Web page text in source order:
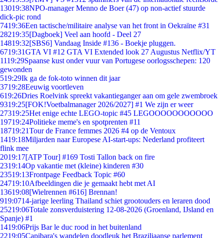
13019:38NPO-manager Menno de Boer (47) op non-actief stuurde
dick-pic rond
7419:36Een tactische/militaire analyse van het front in Oekraïne #31
28219:35[Dagboek] Veel aan hoofd - Deel 27
14819:32[SBS6] Vandaag Inside #136 - Boekje pluggen.
6719:31GTA VI #12 GTA VI Extended look 27 Augustus Netflix/YT
1119:29Spaanse kust onder vuur van Portugese oorlogsschepen: 120
gewonden
519:29Ik ga de fok-toto winnen dit jaar
3719:28Eeuwig voortleven
619:26Dries Roelvink spreekt vakantieganger aan om gele zwembroek
9319:25[FOK!Voetbalmanager 2026/2027] #1 We zijn er weer
27319:25Het enige echte LEGO-topic #45 LEGOOOOOOOOOOO
19719:24Politieke meme's en spotprenten #11
18719:21Tour de France femmes 2026 #4 op de Ventoux
1419:18Miljarden naar Europese AI-start-ups: Nederland profiteert
flink mee
2019:17[ATP Tour] #169 Tosti Tallon back on fire
2319:14Op vakantie met (kleine) kinderen #30
23519:13Frontpage Feedback Topic #60
24719:10Afbeeldingen die je gemaakt hebt met AI
13619:08[Wielrennen #616] Brennan!
919:0714-jarige leerling Thailand schiet grootouders en leraren dood
25219:06Totale zonsverduistering 12-08-2026 (Groenland, IJsland en
Spanje) #1
1419:06Prijs Bar le duc rood in het buitenland
2219:05Capibara's wandelen doodleuk het Braziliaanse parlement